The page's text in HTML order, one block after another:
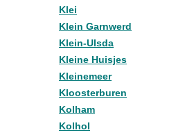
Klei
Klein Garnwerd
Klein-Ulsda
Kleine Huisjes
Kleinemeer
Kloosterburen
Kolham
Kolhol